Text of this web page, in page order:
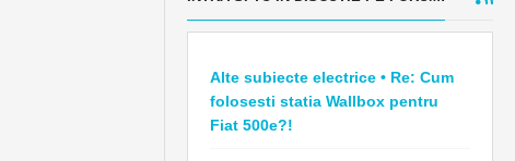
Alte subiecte electrice • Re: Cum
folosesti statia Wallbox pentru
Fiat 500e?!